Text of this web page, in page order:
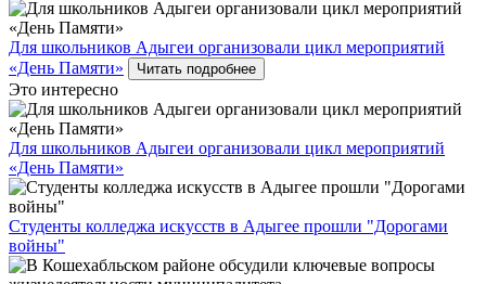
Для школьников Адыгеи организовали цикл мероприятий
«День Памяти»
Читать подробнее
Это интересно
Для школьников Адыгеи организовали цикл мероприятий
«День Памяти»
Студенты колледжа искусств в Адыгее прошли "Дорогами
войны"